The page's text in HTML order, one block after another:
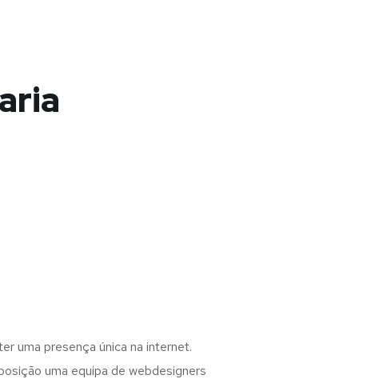
uma presença única na internet.
uma equipa de webdesigners